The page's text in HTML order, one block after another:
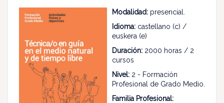
Modalidad: presencial.
Idioma: castellano (c) /
euskera (e)
Duración: 2000 horas / 2
cursos
Nivel: 2 - Formación
Profesional de Grado Medio.
Familia Profesional: